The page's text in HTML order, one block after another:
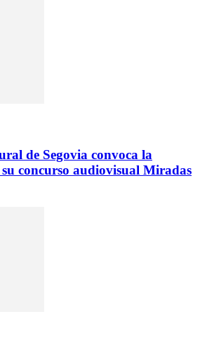
de Segovia convoca la
concurso audiovisual Miradas